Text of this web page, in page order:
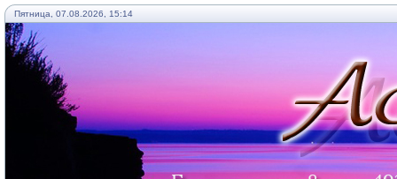
Пятница, 07.08.2026, 15:14